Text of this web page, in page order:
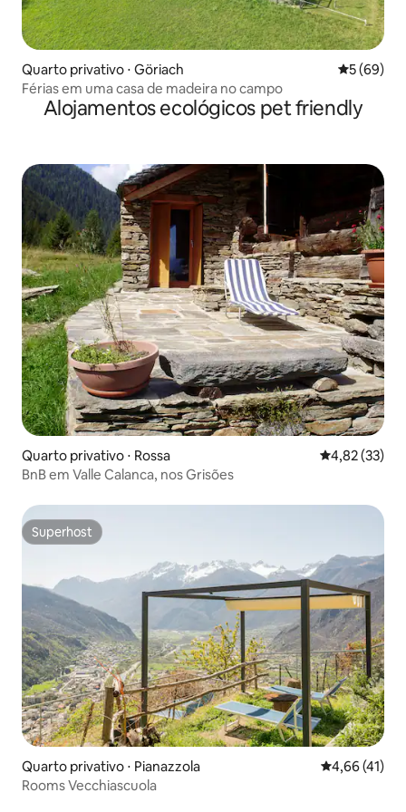
Quarto privativo ⋅ Göriach 5 de uma
5 (69)
Férias em uma casa de madeira no campo
Alojamentos ecológicos pet friendly
Quarto privativo ⋅ Rossa 4,82 de uma
4,82 (33)
BnB em Valle Calanca, nos Grisões
Superhost
Superhost
Quarto privativo ⋅ Pianazzola 4,66 de uma
4,66 (41)
Rooms Vecchiascuola